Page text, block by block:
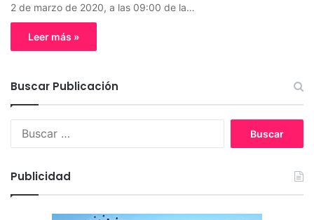
2 de marzo de 2020, a las 09:00 de la…
Leer más »
Buscar Publicación
:
Publicidad